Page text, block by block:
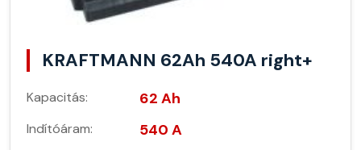
KRAFTMANN 62Ah 540A right+
Kapacitás: 62 Ah
Indítóáram: 540 A